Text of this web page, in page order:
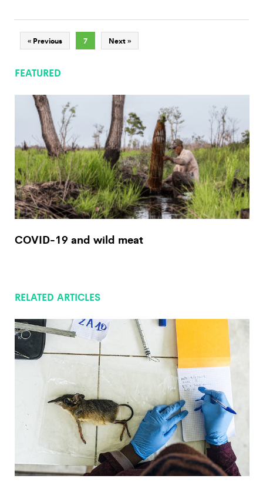
« Previous 7 Next »
FEATURED
COVID-19 and wild meat
RELATED ARTICLES